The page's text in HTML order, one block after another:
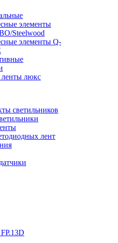
элементы
Steelwood
элементы Q-
светильников
лент